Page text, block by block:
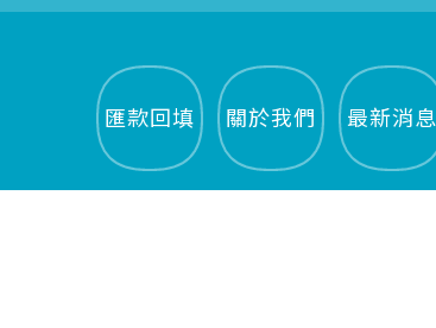
匯款回填 關於我們 最新消息